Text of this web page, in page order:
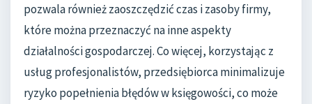
pozwala również zaoszczędzić czas i zasoby firmy,
które można przeznaczyć na inne aspekty
działalności gospodarczej. Co więcej, korzystając z
usług profesjonalistów, przedsiębiorca minimalizuje
ryzyko popełnienia błędów w księgowości, co może